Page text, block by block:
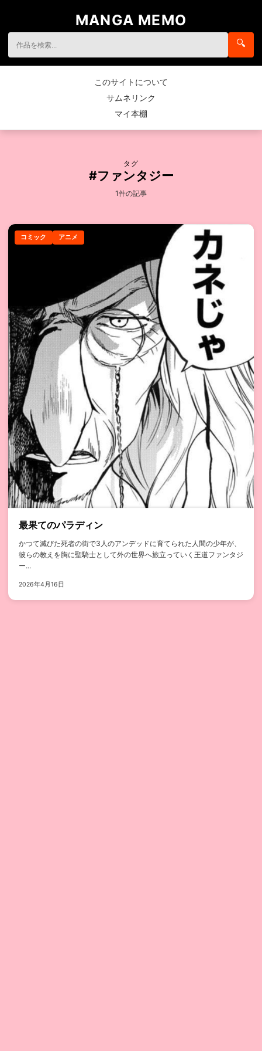
MANGA MEMO
🔍
このサイトについて
サムネリンク
マイ本棚
タグ
#ファンタジー
1件の記事
コミック アニメ
最果てのパラディン
かつて滅びた死者の街で3人のアンデッドに育てられた人間の少年が、
彼らの教えを胸に聖騎士として外の世界へ旅立っていく王道ファンタジ
ー...
2026年4月16日